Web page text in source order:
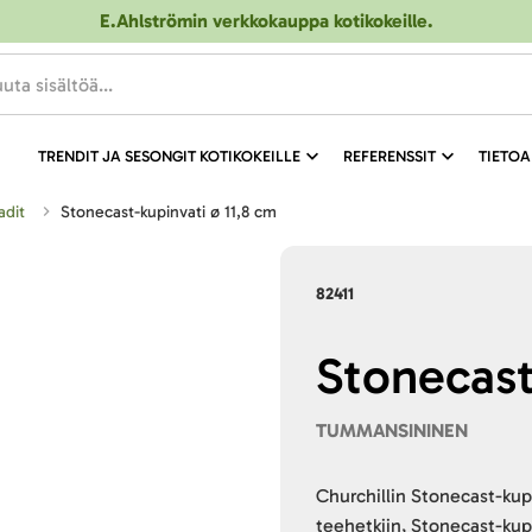
E.Ahlströmin verkkokauppa kotikokeille.
TRENDIT JA SESONGIT KOTIKOKEILLE REFERENSSIT
Stonecast-kupinvati ø 11,8 cm
82411
TUMMANSININEN
Churchillin Stonecast-
teehetkiin, Stonecast-